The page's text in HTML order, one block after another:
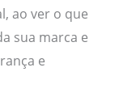
ao ver o que
sua marca e
e